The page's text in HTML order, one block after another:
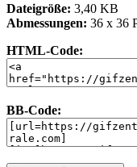
Dateigröße: 3,40 KB
Abmessungen: 36 x 36
HTML-Code:
BB-Code: